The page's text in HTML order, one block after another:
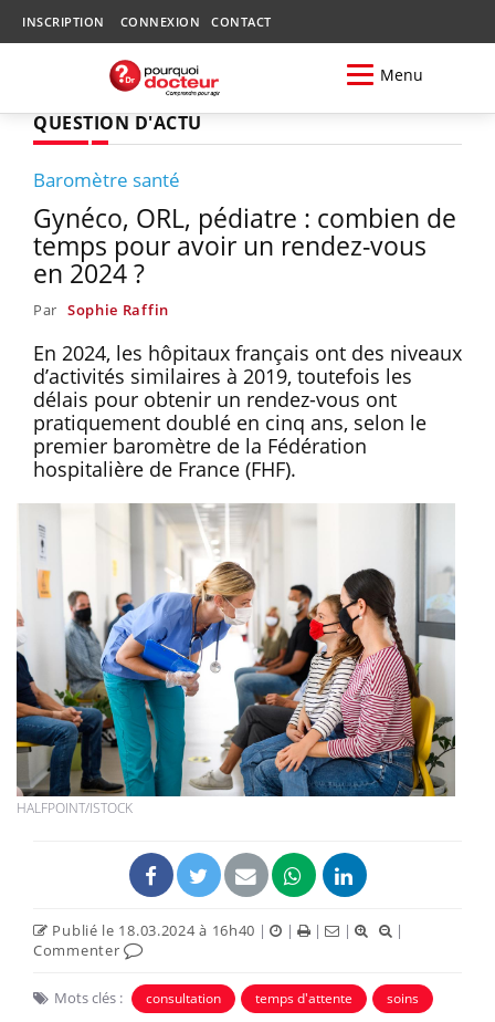
INSCRIPTION CONNEXION CONTACT
Menu
QUESTION D'ACTU
Baromètre santé
Gynéco, ORL, pédiatre : combien de
temps pour avoir un rendez-vous
en 2024 ?
Par Sophie Raffin
En 2024, les hôpitaux français ont des niveaux
d’activités similaires à 2019, toutefois les
délais pour obtenir un rendez-vous ont
pratiquement doublé en cinq ans, selon le
premier baromètre de la Fédération
hospitalière de France (FHF).
HALFPOINT/ISTOCK
Publié le 18.03.2024 à 16h40 | | | |
|
Commenter
Mots clés : consultation temps d'attente soins